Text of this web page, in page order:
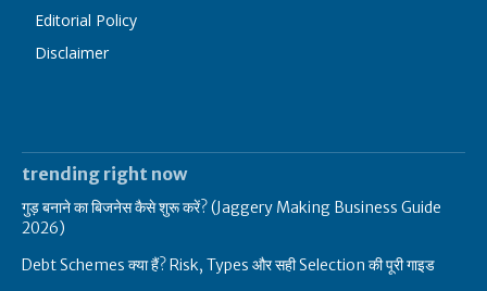
Editorial Policy
Disclaimer
trending right now
गुड़ बनाने का बिजनेस कैसे शुरू करें? (Jaggery Making Business Guide
2026)
Debt Schemes क्या हैं? Risk, Types और सही Selection की पूरी गाइड